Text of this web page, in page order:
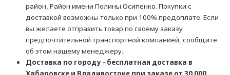
район, Район имени Полины Осипенко. Покупки с
доставкой возможны только при 100% предоплате. Если
вы желаете отправить товар по своему заказу
предпочтительной транспортной компанией, сообщите
об этом нашему менеджеру.
Доставка по городу - бесплатная доставка в